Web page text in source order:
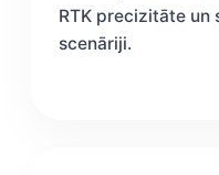
RTK precizitāte un
scenāriji.